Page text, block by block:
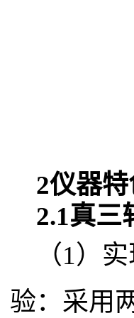
2仪器
2.1真三
（1）
验：采用